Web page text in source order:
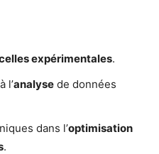
expérimentales.
l’analyse de données
dans l’optimisation
.